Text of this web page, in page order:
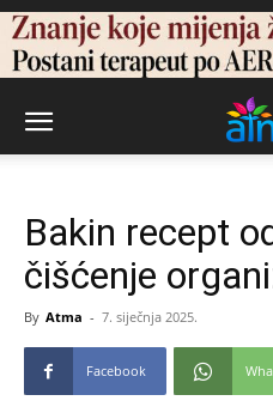
Bakin recept
čišćenje
By Atma - 7. siječnja 2025.
Facebook